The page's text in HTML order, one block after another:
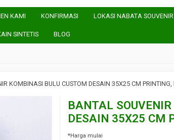
KAMI KONFIRMASI LOKASI NABATA SOUVENIR
SINTETIS BLOG
KOMBINASI BULU CUSTOM DESAIN 35X25 CM
BANTAL
DESAIN 35X25 CM
*Harga mulai